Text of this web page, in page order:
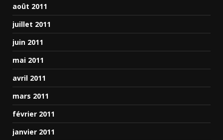
août 2011
juillet 2011
juin 2011
mai 2011
avril 2011
mars 2011
février 2011
janvier 2011